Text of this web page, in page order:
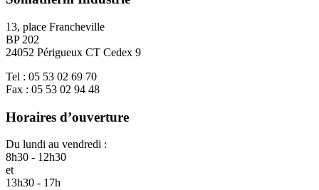
13, place Francheville
BP 202
24052 Périgueux CT Cedex 9
Tel : 05 53 02 69 70
Fax : 05 53 02 94 48
Horaires d’ouverture
Du lundi au vendredi :
8h30 - 12h30
et
13h30 - 17h